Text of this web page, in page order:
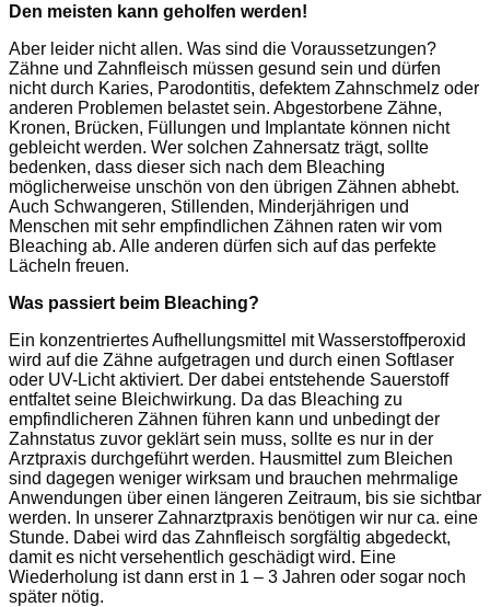
Den meisten kann geholfen werden!
Aber leider nicht allen. Was sind die Voraussetzungen?
Zähne und Zahnfleisch müssen gesund sein und dürfen
nicht durch Karies, Parodontitis, defektem Zahnschmelz oder
anderen Problemen belastet sein. Abgestorbene Zähne,
Kronen, Brücken, Füllungen und Implantate können nicht
gebleicht werden. Wer solchen Zahnersatz trägt, sollte
bedenken, dass dieser sich nach dem Bleaching
möglicherweise unschön von den übrigen Zähnen abhebt.
Auch Schwangeren, Stillenden, Minderjährigen und
Menschen mit sehr empfindlichen Zähnen raten wir vom
Bleaching ab. Alle anderen dürfen sich auf das perfekte
Lächeln freuen.
Was passiert beim Bleaching?
Ein konzentriertes Aufhellungsmittel mit Wasserstoffperoxid
wird auf die Zähne aufgetragen und durch einen Softlaser
oder UV-Licht aktiviert. Der dabei entstehende Sauerstoff
entfaltet seine Bleichwirkung. Da das Bleaching zu
empfindlicheren Zähnen führen kann und unbedingt der
Zahnstatus zuvor geklärt sein muss, sollte es nur in der
Arztpraxis durchgeführt werden. Hausmittel zum Bleichen
sind dagegen weniger wirksam und brauchen mehrmalige
Anwendungen über einen längeren Zeitraum, bis sie sichtbar
werden. In unserer Zahnarztpraxis benötigen wir nur ca. eine
Stunde. Dabei wird das Zahnfleisch sorgfältig abgedeckt,
damit es nicht versehentlich geschädigt wird. Eine
Wiederholung ist dann erst in 1 – 3 Jahren oder sogar noch
später nötig.